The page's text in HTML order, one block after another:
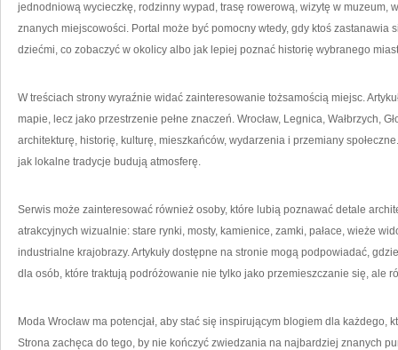
jednodniową wycieczkę, rodzinny wypad, trasę rowerową, wizytę w muzeum,
znanych miejscowości. Portal może być pomocny wtedy, gdy ktoś zastanawia
dziećmi, co zobaczyć w okolicy albo jak lepiej poznać historię wybranego
W treściach strony wyraźnie widać zainteresowanie tożsamością miejsc.
mapie, lecz jako przestrzenie pełne znaczeń. Wrocław, Legnica, Wałbrzych,
architekturę, historię, kulturę, mieszkańców, wydarzenia i przemiany
jak lokalne tradycje budują atmosferę.
Serwis może zainteresować również osoby, które lubią poznawać detale
atrakcyjnych wizualnie: stare rynki, mosty, kamienice, zamki, pałace, wieże
industrialne krajobrazy. Artykuły dostępne na stronie mogą podpowiadać,
dla osób, które traktują podróżowanie nie tylko jako przemieszczanie się, ale
Moda Wrocław ma potencjał, aby stać się inspirującym blogiem dla każdego,
Strona zachęca do tego, by nie kończyć zwiedzania na najbardziej znanych